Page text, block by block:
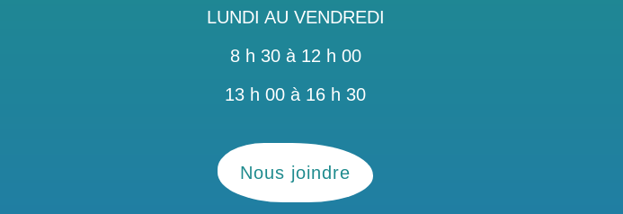
LUNDI AU VENDREDI
8 h 30 à 12 h 00
13 h 00 à 16 h 30
Nous joindre